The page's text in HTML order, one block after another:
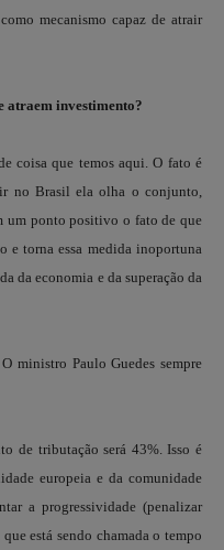
mecanismo capaz de atrair
atraem investimento?
coisa que temos aqui. O fato é
no Brasil ela olha o conjunto,
um ponto positivo o fato de que
e torna essa medida inoportuna
da economia e da superação da
ministro Paulo Guedes sempre
de tributação será 43%. Isso é
europeia e da comunidade
a progressividade (penalizar
está sendo chamada o tempo